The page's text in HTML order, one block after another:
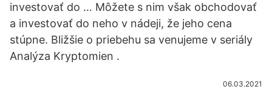
investovať do … Môžete s nim však obchodovať
a investovať do neho v nádeji, že jeho cena
stúpne. Bližšie o priebehu sa venujeme v seriály
Analýza Kryptomien .
06.03.2021